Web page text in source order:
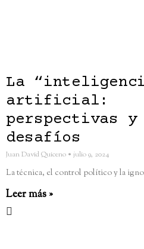
La
artificial:
perspectivas y
desafíos
Juan David Quiceno julio 9, 2024
La técnica, el control político y la
Leer más »